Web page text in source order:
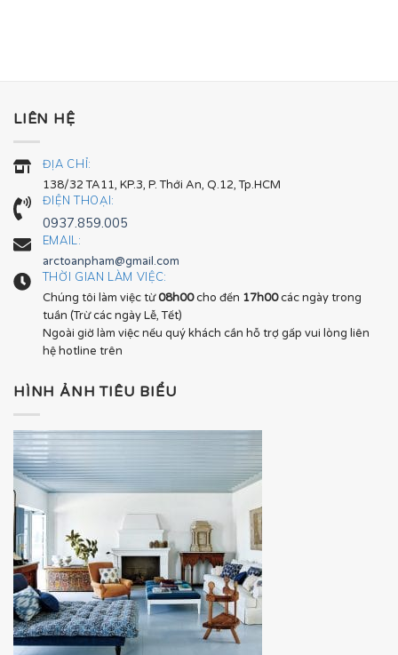
LIÊN HỆ
ĐỊA CHỈ:
138/32 TA11, KP.3, P. Thới An, Q.12, Tp.HCM
ĐIỆN THOẠI:
0937.859.005
EMAIL:
arctoanpham@gmail.com
THỜI GIAN LÀM VIỆC:
Chúng tôi làm việc từ08h00cho đến 17h00các ngày trong
tuần (Trừ các ngày Lễ, Tết)
Ngoài giờ làm việc nếu quý khách cần hỗ trợ gấp vui lòng liên
hệ hotline trên
HÌNH ẢNH TIÊU BIỂU